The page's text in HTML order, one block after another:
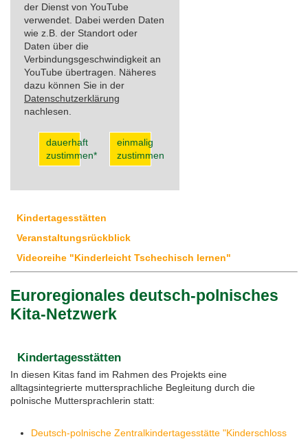
der Dienst von YouTube
verwendet. Dabei werden Daten
wie z.B. der Standort oder
Daten über die
Verbindungsgeschwindigkeit an
YouTube übertragen. Näheres
dazu können Sie in der
Datenschutzerklärung
nachlesen.
dauerhaft
zustimmen*
einmalig
zustimmen
Kindertagesstätten
Veranstaltungsrückblick
Videoreihe "Kinderleicht Tschechisch lernen"
Euroregionales deutsch-polnisches
Kita-Netzwerk
Kindertagesstätten
In diesen Kitas fand im Rahmen des Projekts eine
alltagsintegrierte muttersprachliche Begleitung durch die
polnische Muttersprachlerin statt:
Deutsch-polnische Zentralkindertagesstätte "Kinderschloss